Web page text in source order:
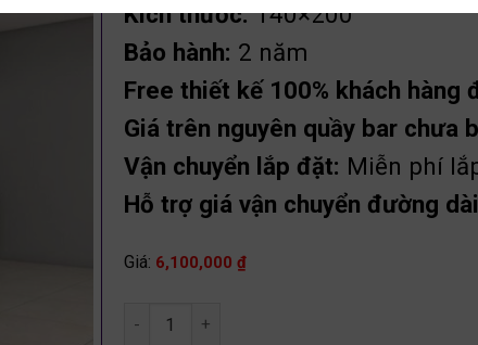
Kích thước:140×200
Bảo hành: 2 năm
Free thiết kế 100% khách
Giá trên nguyên quầy bar chưa
Vận chuyển lắp đặt: Miễn phí
Hỗ trợ giá vận chuyển đường
Giá: 6,100,000 ₫
Tủ bếp có quầy bar gỗ MDF TB103 số lượng